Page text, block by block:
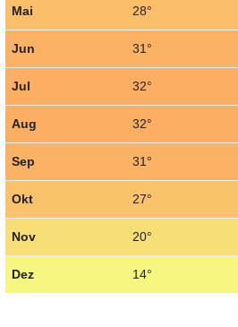
Mai 28°
Jun 31°
Jul 32°
Aug 32°
Sep 31°
Okt 27°
Nov 20°
Dez 14°